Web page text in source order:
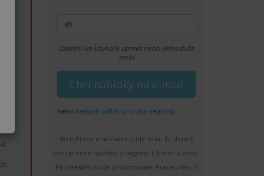
Zasílání lze kdykoliv upravit nebo jednoduše
zrušit
nebo nastavit odběr pro více regionů
Web Práce u nás vám bude max. 1x denně
posílat nové nabídky z regionu Liberec a okolí.
Po odeslání bude provozovatel Praceunas.cz